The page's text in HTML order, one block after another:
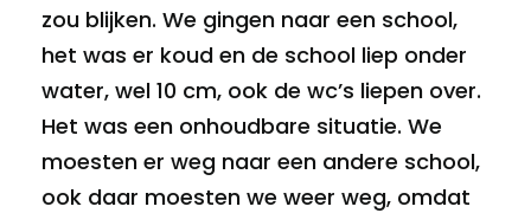
zou blijken. We gingen naar een school,
het was er koud en de school liep onder
water, wel 10 cm, ook de wc’s liepen over.
Het was een onhoudbare situatie. We
moesten er weg naar een andere school,
ook daar moesten we weer weg, omdat